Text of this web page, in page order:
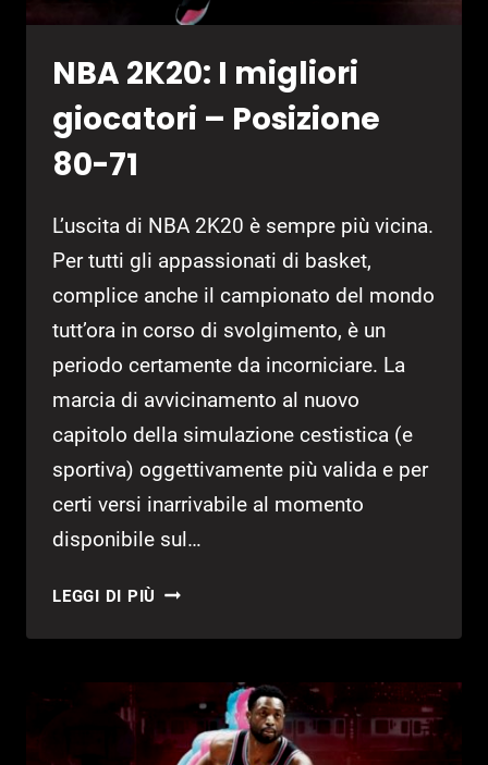
NBA 2K20: I migliori
giocatori – Posizione
80-71
L’uscita di NBA 2K20 è sempre più vicina.
Per tutti gli appassionati di basket,
complice anche il campionato del mondo
tutt’ora in corso di svolgimento, è un
periodo certamente da incorniciare. La
marcia di avvicinamento al nuovo
capitolo della simulazione cestistica (e
sportiva) oggettivamente più valida e per
certi versi inarrivabile al momento
disponibile sul…
LEGGI DI PIÙ NBA
I
GIOCATORI
POSIZIONE